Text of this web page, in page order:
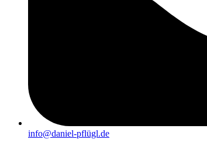
info@daniel-pflügl.de